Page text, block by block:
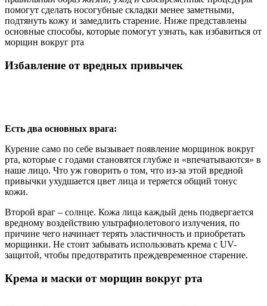
помогут сделать носогубные складки менее заметными,
подтянуть кожу и замедлить старение. Ниже представлены
основные способы, которые помогут узнать, как избавиться от
морщин вокруг рта
Избавление от вредных привычек
Есть два основных врага:
Курение само по себе вызывает появление морщинок вокруг
рта, которые с годами становятся глубже и «впечатываются» в
наше лицо. Что уж говорить о том, что из-за этой вредной
привычки ухудшается цвет лица и теряется общий тонус
кожи.
Второй враг – солнце. Кожа лица каждый день подвергается
вредному воздействию ультрафиолетового излучения, по
причине чего начинает терять эластичность и приобретать
морщинки. Не стоит забывать использовать крема с UV-
защитой, чтобы предотвратить преждевременное старение.
Крема и маски от морщин вокруг рта